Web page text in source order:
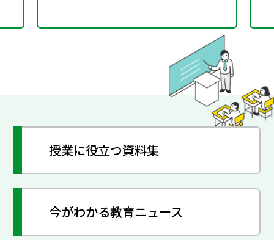
授業に役立つ資料集
今がわかる教育ニュース